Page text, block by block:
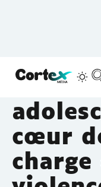
Santé
cœur
charge